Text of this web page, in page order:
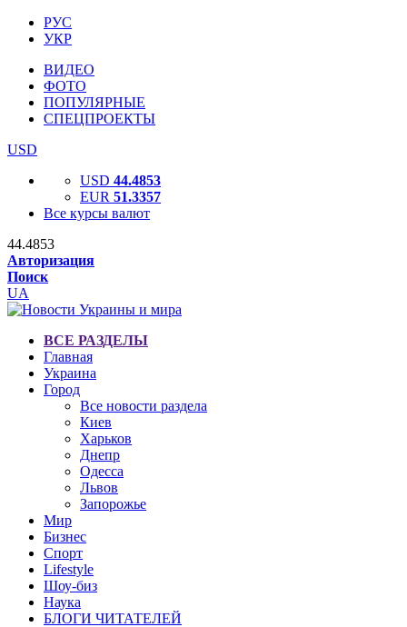
РУС
УКР
ВИДЕО
ФОТО
ПОПУЛЯРНЫЕ
СПЕЦПРОЕКТЫ
USD
USD 44.4853
EUR 51.3357
Все курсы валют
44.4853
Авторизация
Поиск
UA
ВСЕ РАЗДЕЛЫ
Главная
Украина
Город
Все новости раздела
Киев
Харьков
Днепр
Одесса
Львов
Запорожье
Мир
Бизнес
Спорт
Lifestyle
Шоу-биз
Наука
БЛОГИ ЧИТАТЕЛЕЙ